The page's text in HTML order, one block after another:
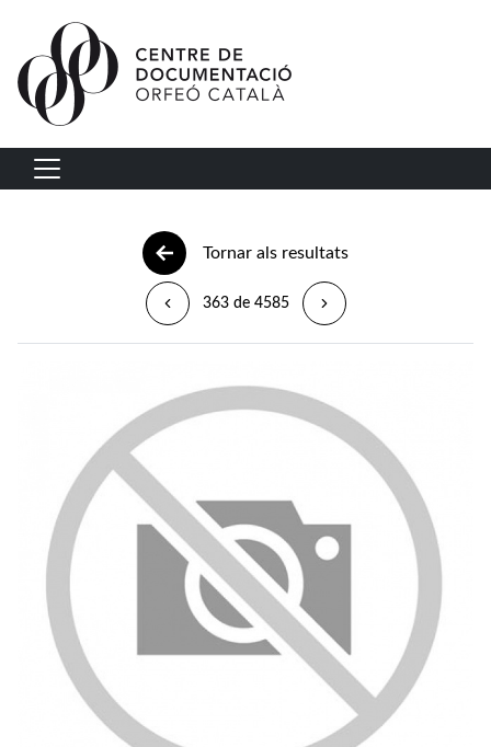
Vés al contingut
Navegació principal
Tornar als resultats
363 de 4585